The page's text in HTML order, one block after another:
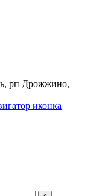
рп Дрожжино,